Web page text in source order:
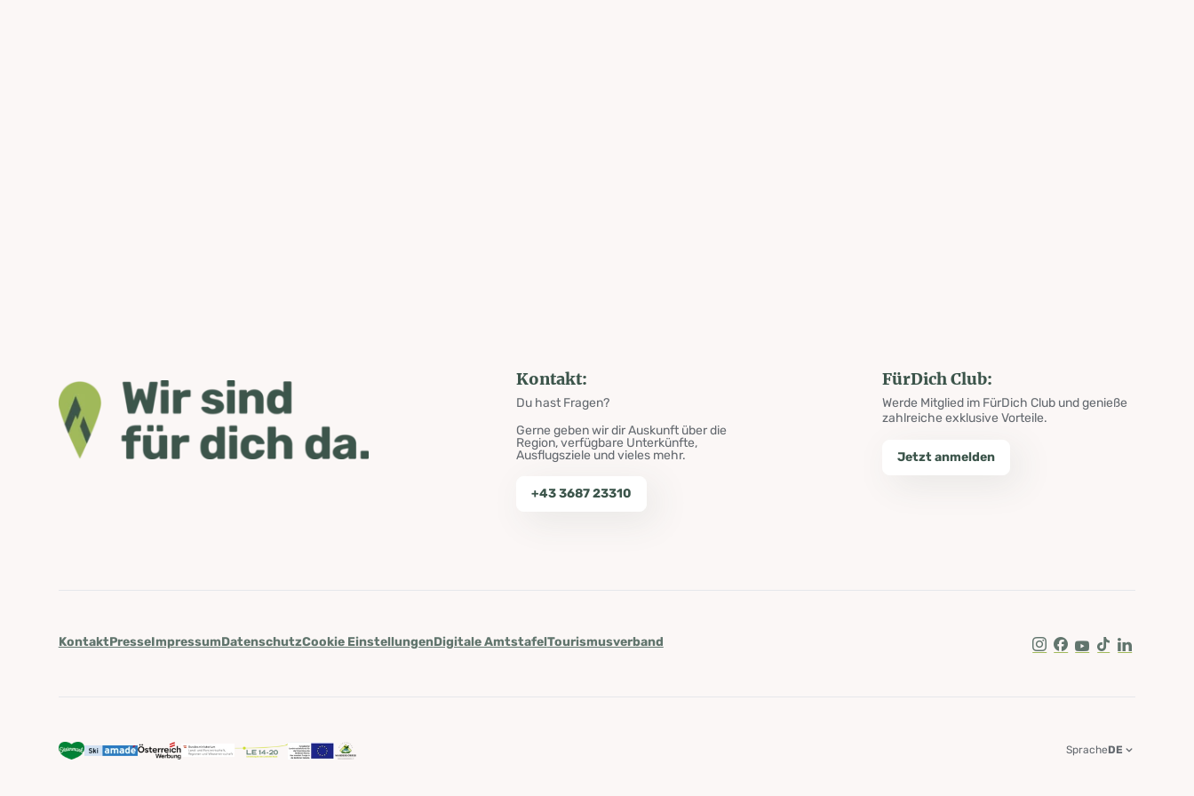
Kontakt:
Du hast Fragen?
Gerne geben wir dir Auskunft über die
Region, verfügbare Unterkünfte,
Ausflugsziele und vieles mehr.
+43 3687 23310
FürDich Club:
Werde Mitglied im FürDich Club und genieße
zahlreiche exklusive Vorteile.
Jetzt anmelden
KontaktPresseImpressumDatenschutzCookie EinstellungenDigitale AmtstafelTourismusverband
Instagram
Facebook
Youtube
Tik TokLinkedIn
SpracheDE